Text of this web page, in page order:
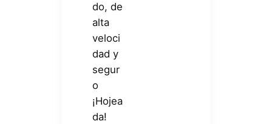
do, de
alta
veloci
dad y
segur
o
¡Hojea
da!